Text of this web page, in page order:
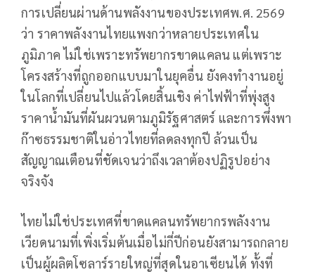
การเปลี่ยนผ่านด้านพลังงานของประเทศพ.ศ. 2569
ว่า ราคาพลังงานไทยแพงกว่าหลายประเทศใน
ภูมิภาค ไม่ใช่เพราะทรัพยากรขาดแคลน แต่เพราะ
โครงสร้างที่ถูกออกแบบมาในยุคอื่น ยังคงทำงานอยู่
ในโลกที่เปลี่ยนไปแล้วโดยสิ้นเชิง ค่าไฟฟ้าที่พุ่งสูง
ราคาน้ำมันที่ผันผวนตามภูมิรัฐศาสตร์ และการพึ่งพา
ก๊าซธรรมชาติในอ่าวไทยที่ลดลงทุกปี ล้วนเป็น
สัญญาณเตือนที่ชัดเจนว่าถึงเวลาต้องปฏิรูปอย่าง
จริงจัง
ไทยไม่ใช่ประเทศที่ขาดแคลนทรัพยากรพลังงาน
เวียดนามที่เพิ่งเริ่มต้นเมื่อไม่กี่ปีก่อนยังสามารถกลาย
เป็นผู้ผลิตโซลาร์รายใหญ่ที่สุดในอาเซียนได้ ทั้งที่